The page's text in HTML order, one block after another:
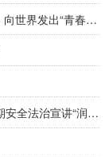
山海共迎天下客，青岛入境旅游跑出“加速度”，向世界发出“青春之约”
湖南省衡南县泉湖镇：12355为青春护航，暑期安全法治宣讲“润”童心